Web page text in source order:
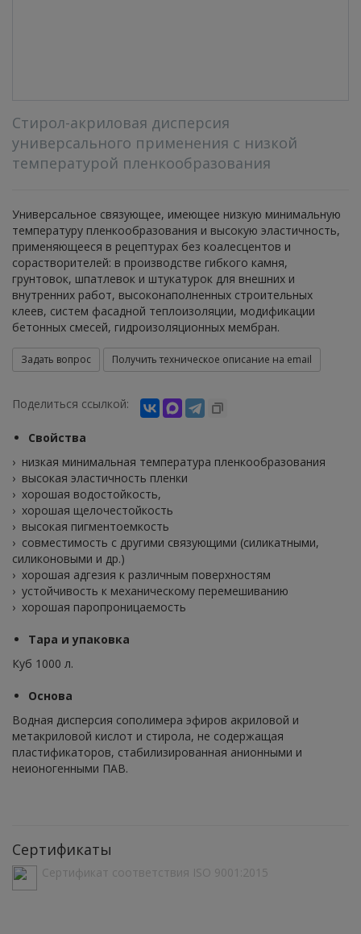
Стирол-акриловая дисперсия
универсального применения c низкой
температурой пленкообразования
Универсальное связующее, имеющее низкую минимальную
температуру пленкообразования и высокую эластичность,
применяющееся в рецептурах без коалесцентов и
сорастворителей: в производстве гибкого камня,
грунтовок, шпатлевок и штукатурок для внешних и
внутренних работ, высоконаполненных строительных
клеев, систем фасадной теплоизоляции, модификации
бетонных смесей, гидроизоляционных мембран.
Задать вопрос Получить техническое описание на email
Поделиться ссылкой:
Свойства
› низкая минимальная температура пленкообразования
› высокая эластичность пленки
› хорошая водостойкость,
› хорошая щелочестойкость
› высокая пигментоемкость
› совместимость с другими связующими (силикатными,
силиконовыми и др.)
› хорошая адгезия к различным поверхностям
› устойчивость к механическому перемешиванию
› хорошая паропроницаемость
Тара и упаковка
Куб 1000 л.
Основа
Водная дисперсия сополимера эфиров акриловой и
метакриловой кислот и стирола, не содержащая
пластификаторов, стабилизированная анионными и
неионогенными ПАВ.
Сертификаты
Сертификат соответствия ISO 9001:2015